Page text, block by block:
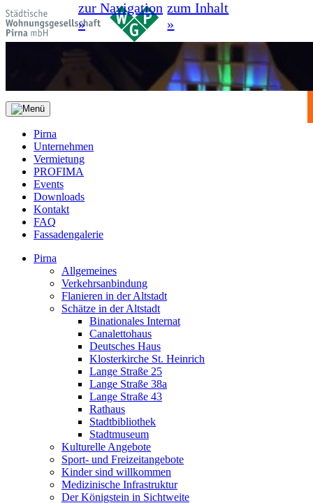
zur Navigation
»
zum Inhalt
»
Pirna
Unternehmen
Vermietung
PROFIMA
Events
Downloads
Kontakt
FAQ
Fassadengalerie
Pirna
Allgemeines
Verkehrsanbindung
Flanieren in der Altstadt
Schätze in der Altstadt
Binationales Internat
Canalettohaus
Deutsches Haus
Klosterkirche St. Heinrich
Lange Straße 25
Lange Straße 38a
Lange Straße 43
Rathaus
Stadtbibliothek
Stadtmuseum
Kulturelle Angebote
Sport- und Freizeitangebote
Kinder sind willkommen
Medizinische Infrastruktur
Der Königstein in Sichtweite